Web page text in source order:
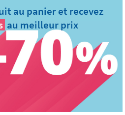
au panier et recevez
au meilleur prix